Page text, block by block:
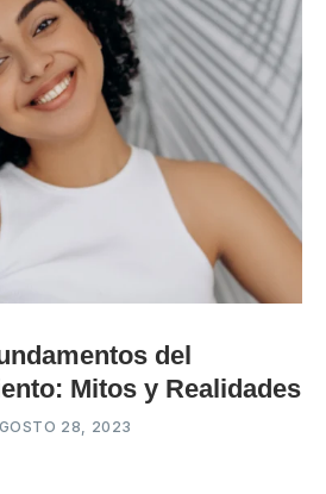
del
Mitos y Realidades
28, 2023